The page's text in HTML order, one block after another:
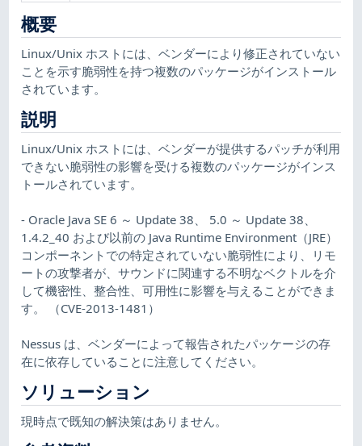
概要
Linux/Unix ホストには、ベンダーにより修正されていない
ことを示す脆弱性を持つ複数のパッケージがインストール
されています。
説明
Linux/Unix ホストには、ベンダーが提供するパッチが利用
できない脆弱性の影響を受ける複数のパッケージがインス
トールされています。
- Oracle Java SE 6 ～ Update 38、 5.0 ～ Update 38、
1.4.2_40 および以前の Java Runtime Environment（JRE）
コンポーネントでの特定されていない脆弱性により、リモ
ートの攻撃者が、サウンドに関連する不明なベクトルを介
して機密性、整合性、可用性に影響を与えることができま
す。 （CVE-2013-1481）
Nessus は、ベンダーによって報告されたパッケージの存
在に依存していることに注意してください。
ソリューション
現時点で既知の解決策はありません。